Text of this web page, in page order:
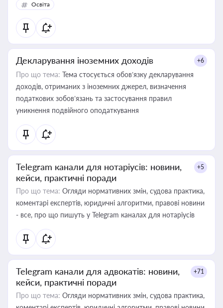
Освіта
Декларування іноземних доходів +6
Про що тема: Тема стосується обов’язку декларування
доходів, отриманих з іноземних джерел, визначення
податкових зобов’язань та застосування правил
уникнення подвійного оподаткування
Telegram канали для нотаріусів: новини,
кейси, практичні поради
+5
Про що тема: Огляди нормативних змін, судова практика,
коментарі експертів, юридичні алгоритми, правові новини
- все, про що пишуть у Telegram каналах для нотаріусів
Telegram канали для адвокатів: новини,
кейси, практичні поради
+71
Про що тема: Огляди нормативних змін, судова практика,